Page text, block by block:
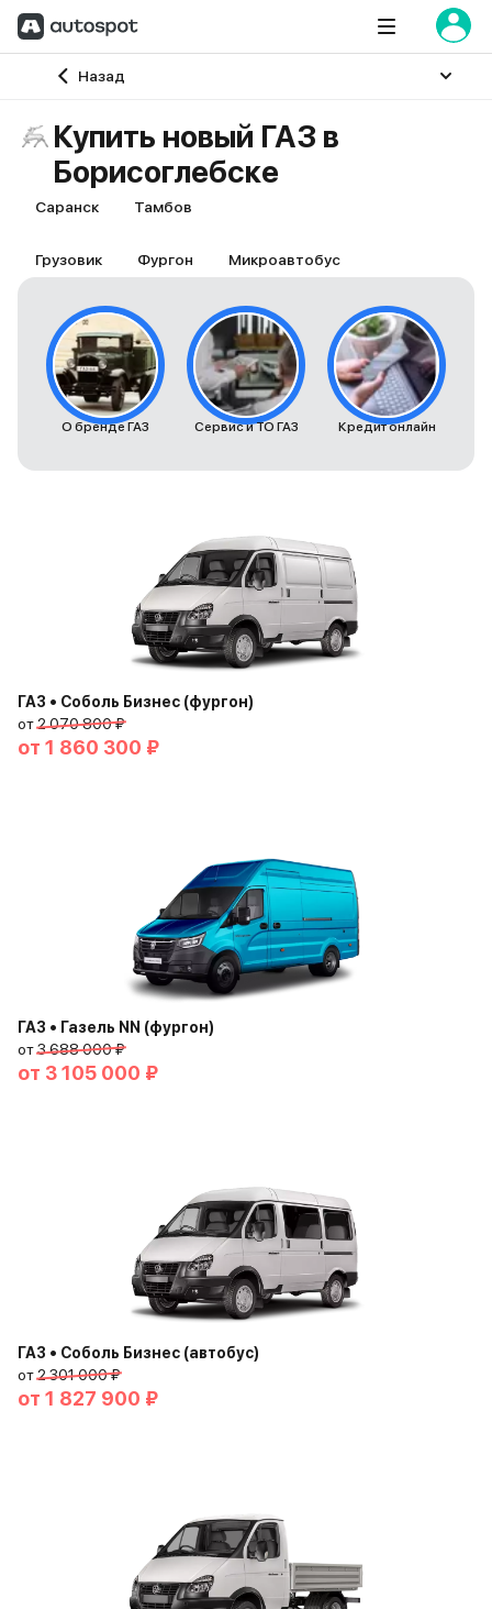
Назад
Главная
Купить новый ГАЗ в
Борисоглебске
Саранск Тамбов
Грузовик Фургон Микроавтобус
О бренде ГАЗ Сервис и ТО ГАЗ Кредит онлайн
ГАЗ • Соболь Бизнес (фургон)
от2 070 800 ₽
от 1 860 300 ₽
ГАЗ • Газель NN (фургон)
от3 688 000 ₽
от 3 105 000 ₽
ГАЗ • Соболь Бизнес (автобус)
от2 301 000 ₽
от 1 827 900 ₽